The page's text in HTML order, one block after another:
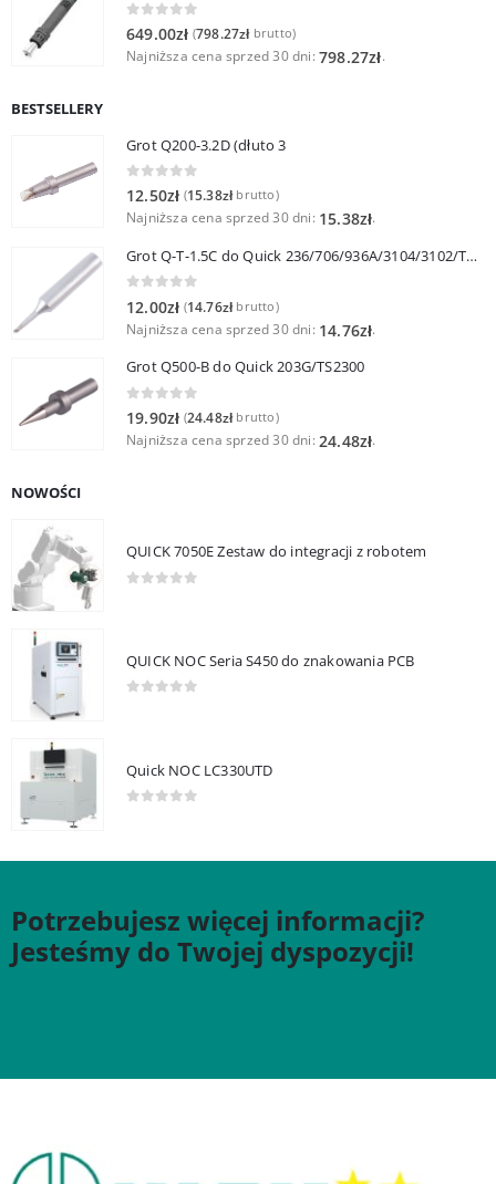
649.00zł (798.27złbrutto)
Najniższa cena sprzed 30 dni: 798.27zł.
BESTSELLERY
Grot Q200-3.2D (dłuto 3
0out of 5
12.50zł (15.38złbrutto)
Najniższa cena sprzed 30 dni: 15.38zł.
Grot Q-T-1.5C do Quick 236/706/936A/3104/3102/TS1100
12.00zł (14.76złbrutto)
Najniższa cena sprzed 30 dni: 14.76zł.
Grot Q500-B do Quick 203G/TS2300
0out of 5
19.90zł (24.48złbrutto)
Najniższa cena sprzed 30 dni: 24.48zł.
NOWOŚCI
QUICK 7050E Zestaw do integracji z robotem
QUICK NOC Seria S450 do znakowania PCB
Quick NOC LC330UTD
Potrzebujesz więcej informacji?
Jesteśmy do Twojej dyspozycji!